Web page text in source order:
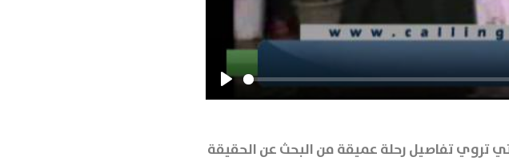
Play
تروي تفاصيل رحلة عميقة من البحث عن الحقيقة